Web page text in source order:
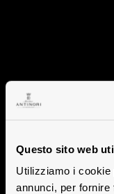
Questo sito web
Utilizziamo i
annunci, per